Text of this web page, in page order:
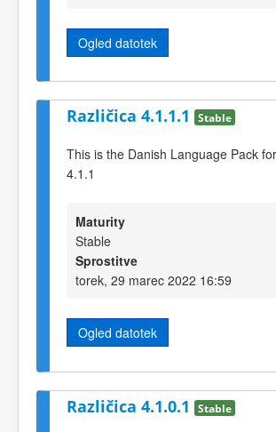
Ogled datotek
Različica 4.1.1.1 Stable
This is the Danish Language Pack
4.1.1
Maturity
Stable
Sprostitve
torek, 29 marec 2022 16:59
Ogled datotek
Različica 4.1.0.1 Stable